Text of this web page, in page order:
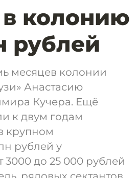
в колонию
рублей
месяцев колонии
Анастасию
Кучера. Ещё
к двум годам
крупном
рублей у
3000 до 25 000 рублей